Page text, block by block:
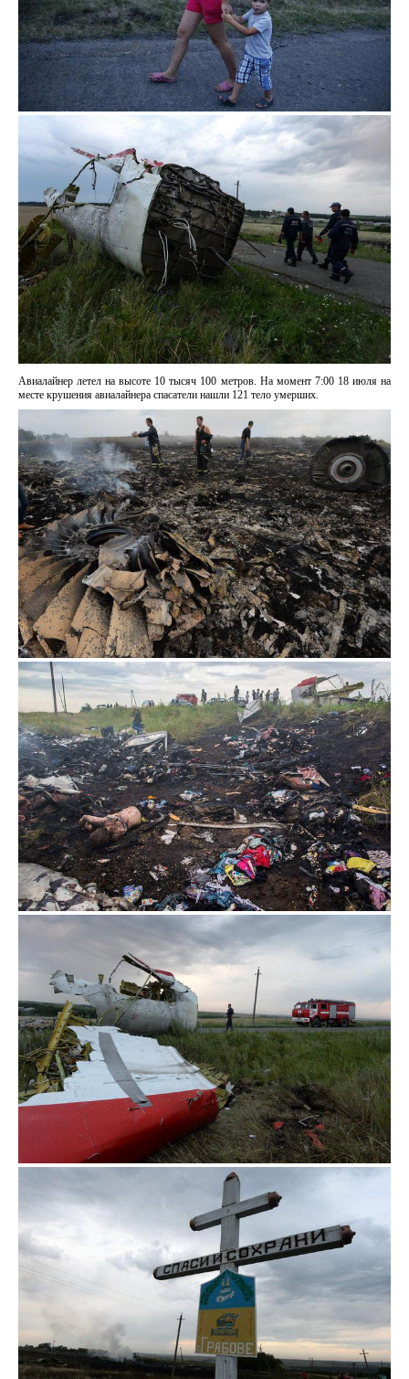
Авиалайнер летел на высоте 10 тысяч 100 метров. На момент 7:00 18 июля на
месте крушения авиалайнера спасатели нашли 121 тело умерших.